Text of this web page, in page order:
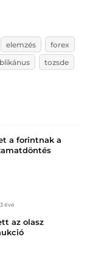
elemzés
forex
tozsde
a forintnak a
éve
az olasz